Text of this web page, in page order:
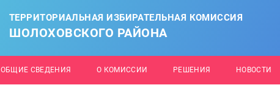
ТЕРРИТОРИАЛЬНАЯ ИЗБИРАТЕЛЬНАЯ КОМИССИЯ
ШОЛОХОВСКОГО РАЙОНА
ОБЩИЕ СВЕДЕНИЯ О КОМИССИИ РЕШЕНИЯ НОВОСТИ